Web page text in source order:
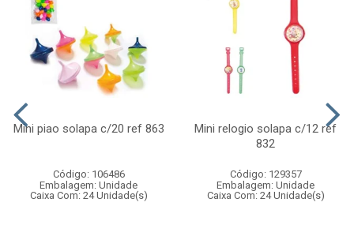
Mini piao solapa c/20 ref 863
Código: 106486
Embalagem: Unidade
Caixa Com: 24 Unidade(s)
Mini relogio solapa c/12 ref
832
Código: 129357
Embalagem: Unidade
Caixa Com: 24 Unidade(s)